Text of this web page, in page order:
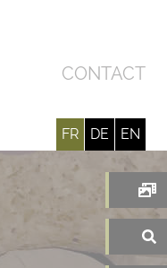
FR DE EN
CONTACT